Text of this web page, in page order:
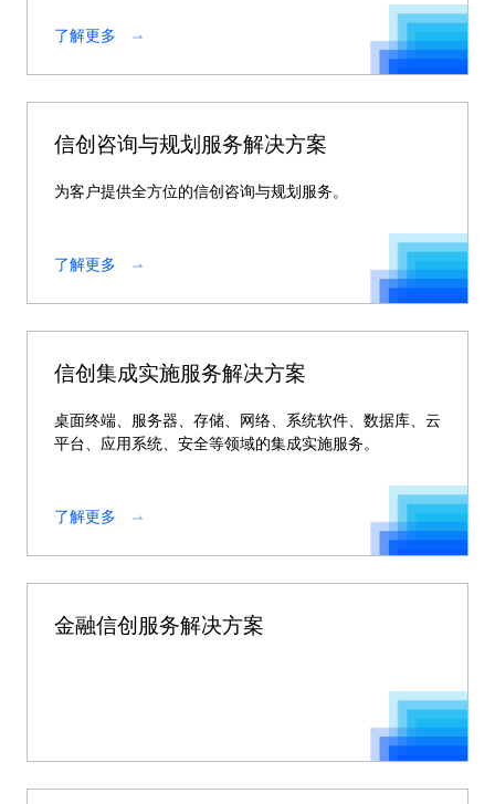
了解更多
信创咨询与规划服务解决方案
为客户提供全方位的信创咨询与规划服务。
了解更多
信创集成实施服务解决方案
桌面终端、服务器、存储、网络、系统软件、数据库、云
平台、应用系统、安全等领域的集成实施服务。
了解更多
金融信创服务解决方案